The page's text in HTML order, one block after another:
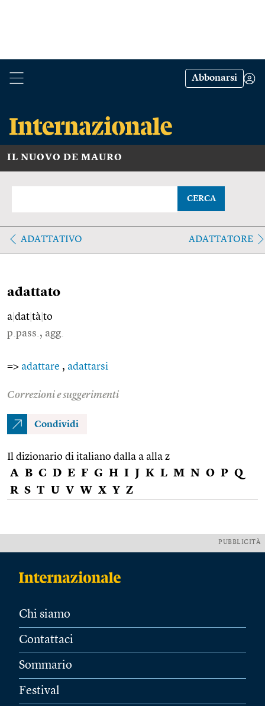
Abbonarsi
IL NUOVO DE MAURO
CERCA
ADATTATIVO ADATTATORE
adattato
a dat tà to
p.pass., agg.
=> adattare , adattarsi
Correzioni e suggerimenti
Condividi
Il dizionario di italiano dalla a alla z
A B C D E F G H I J K L M N O P Q
R S T U V W X Y Z
PUBBLICITÀ
Chi siamo
Contattaci
Sommario
Festival